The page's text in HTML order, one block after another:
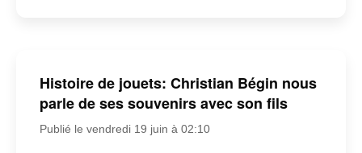
Histoire de jouets: Christian Bégin nous
parle de ses souvenirs avec son fils
Publié le vendredi 19 juin à 02:10